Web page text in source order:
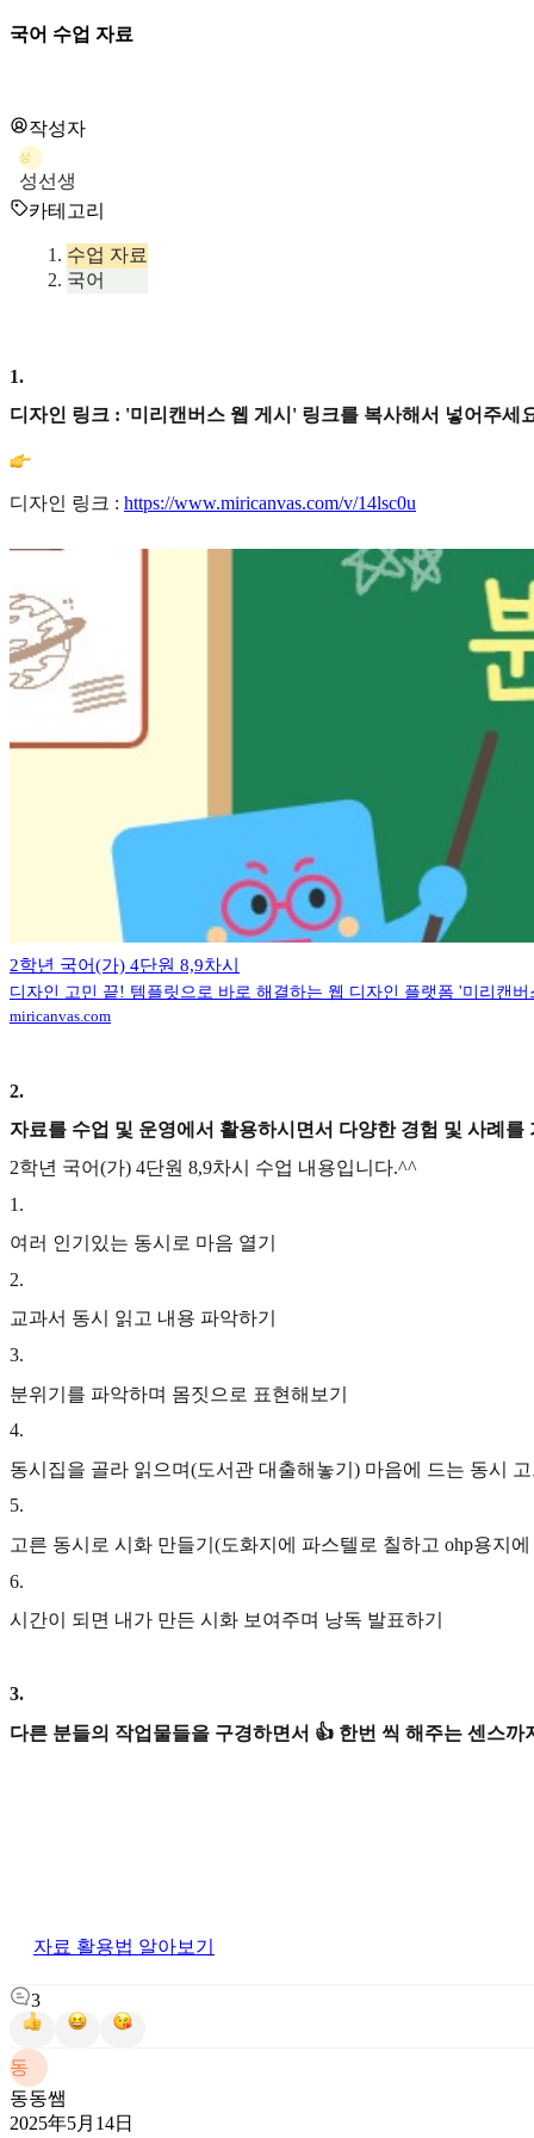
국어 수업 자료
작성자
성
성선생
카테고리
수업 자료
국어
1.
디자인 링크 : '미리캔버스 웹 게시' 링크를 복사해서 넣어주세
디자인 링크 : https://www.miricanvas.com/v/14lsc0u
2학년 국어(가) 4단원 8,9차시
디자인 고민 끝! 템플릿으로 바로 해결하는 웹 디자인 플랫폼 '미리캔버
miricanvas.com
2.
자료를 수업 및 운영에서 활용하시면서 다양한 경험 및 사례를
2학년 국어(가) 4단원 8,9차시 수업 내용입니다.^^
1 .
여러 인기있는 동시로 마음 열기
2.
교과서 동시 읽고 내용 파악하기
3.
분위기를 파악하며 몸짓으로 표현해보기
4.
동시집을 골라 읽으며(도서관 대출해놓기) 마음에 드는 동시
5.
고른 동시로 시화 만들기(도화지에 파스텔로 칠하고 ohp용지
6.
시간이 되면 내가 만든 시화 보여주며 낭독 발표하기
3.
다른 분들의 작업물들을 구경하면서 👍 한번 씩 해주는 센스까
자료 활용법 알아보기
3
동
동동쌤
2025年5月14日